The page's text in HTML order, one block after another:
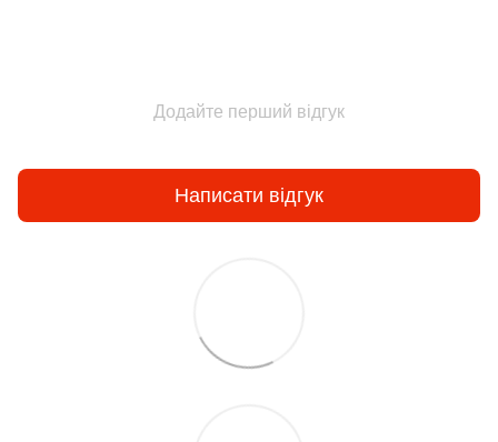
Додайте перший відгук
Написати відгук